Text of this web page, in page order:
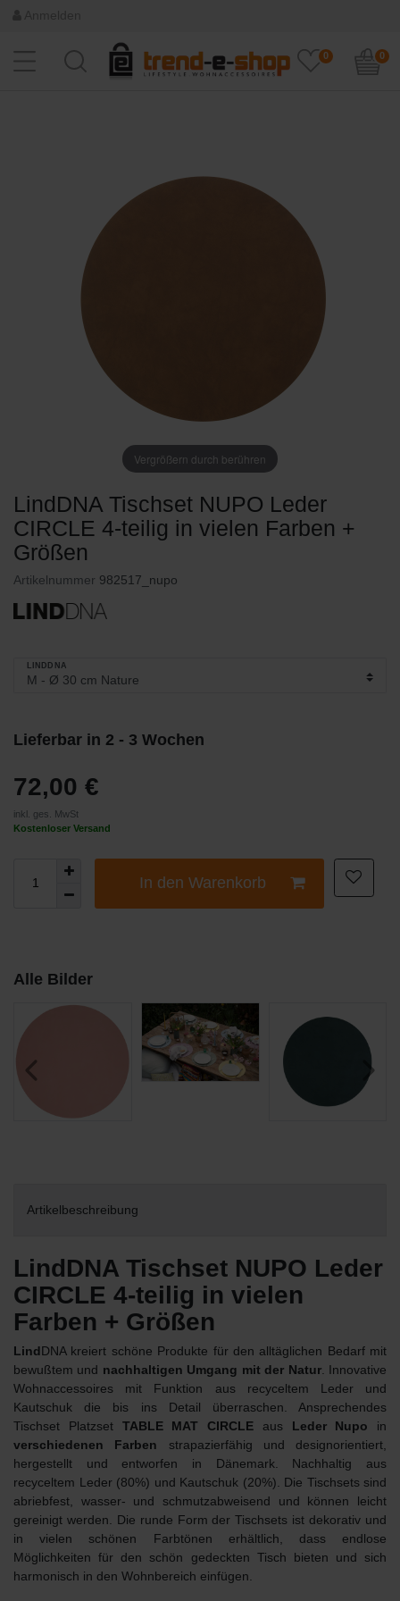
0 0
Vergrößern durch berühren
LindDNA Tischset NUPO Leder
CIRCLE 4-teilig in vielen Farben +
Größen
Artikelnummer 982517_nupo
LINDDNA
Lieferbar in 2 - 3 Wochen
72,00 €
inkl. ges. MwSt
Kostenloser Versand
In den Warenkorb
Alle Bilder
Artikelbeschreibung
LindDNA Tischset NUPO Leder
CIRCLE 4-teilig in vielen
Farben + Größen
LindDNA kreiert schöne Produkte für den alltäglichen Bedarf mit
bewußtem und nachhaltigen Umgang mit der Natur. Innovative
Wohnaccessoires mit Funktion aus recyceltem Leder und
Kautschuk die bis ins Detail überraschen. Ansprechendes
Tischset Platzset TABLE MAT CIRCLE aus Leder Nupo in
verschiedenen Farben strapazierfähig und designorientiert,
hergestellt und entworfen in Dänemark. Nachhaltig aus
recyceltem Leder (80%) und Kautschuk (20%). Die Tischsets sind
abriebfest, wasser- und schmutzabweisend und können leicht
gereinigt werden. Die runde Form der Tischsets ist dekorativ und
in vielen schönen Farbtönen erhältlich, dass endlose
Möglichkeiten für den schön gedeckten Tisch bieten und sich
harmonisch in den Wohnbereich einfügen.